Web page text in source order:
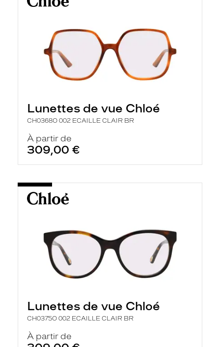
Lunettes de vue Chloé
CH0368O 002 ECAILLE CLAIR BR
À partir de
309,00 €
Lunettes de vue Chloé
CH0375O 002 ECAILLE CLAIR BR
À partir de